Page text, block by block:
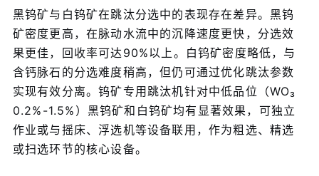
黑钨矿与白钨矿在跳汰分选中的表现存在差异。黑钨
矿密度更高，在脉动水流中的沉降速度更快，分选效
果更佳，回收率可达90%以上。白钨矿密度略低，与
含钙脉石的分选难度稍高，但仍可通过优化跳汰参数
实现有效分离。钨矿专用跳汰机针对中低品位（WO₃
0.2%-1.5%）黑钨矿和白钨矿均有显著效果，可独立
作业或与摇床、浮选机等设备联用，作为粗选、精选
或扫选环节的核心设备。